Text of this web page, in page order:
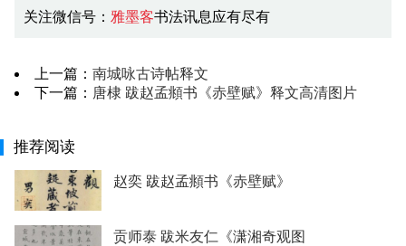
关注微信号： 雅墨客书法讯息应有尽有
上一篇： 南城咏古诗帖释文
下一篇： 唐棣 跋赵孟頫书《赤壁赋》释文高清图片
推荐阅读
赵奕 跋赵孟頫书《赤壁赋》
贡师泰 跋米友仁《潇湘奇观图